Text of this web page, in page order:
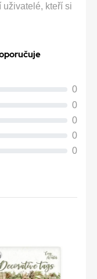
uživatelé, kteří si
0
0
0
0
0